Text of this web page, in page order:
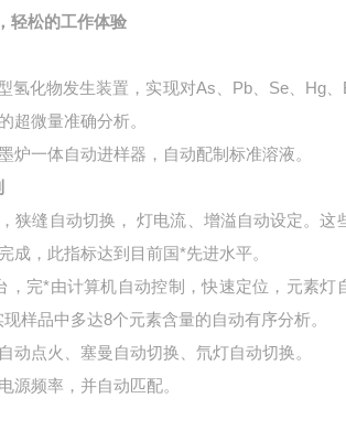
轻松的工作体验
氢化物发生装置，实现对As、Pb、Se、Hg、
超微量准确分析。
炉一体自动进样器，自动配制标准溶液。
狭缝自动切换， 灯电流、增溢自动设定。这
成，此指标达到目前国*先进水平。
，完*由计算机自动控制，快速定位，元素灯
样品中多达8个元素含量的自动有序分析。
动点火、塞曼自动切换、氘灯自动切换。
源频率，并自动匹配。